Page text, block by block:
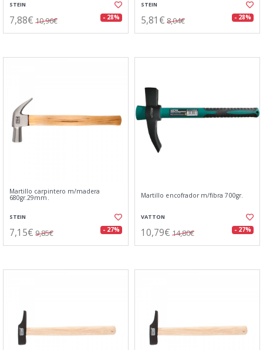
STEIN
7,88€ 10,96€ - 28%
STEIN
5,81€ 8,04€ - 28%
Martillo carpintero m/madera
680gr.29mm.
STEIN
7,15€ 9,85€ - 27%
Martillo encofrador m/fibra 700gr.
VATTON
10,79€ 14,80€ - 27%